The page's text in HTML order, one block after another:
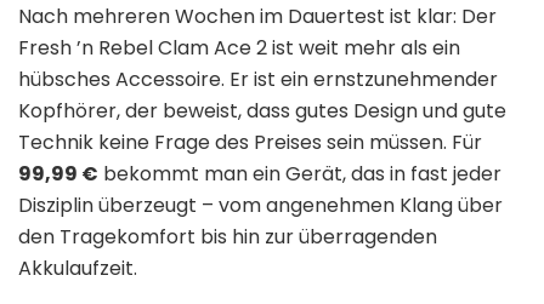
Nach mehreren Wochen im Dauertest ist klar: Der
Fresh ’n Rebel Clam Ace 2 ist weit mehr als ein
hübsches Accessoire. Er ist ein ernstzunehmender
Kopfhörer, der beweist, dass gutes Design und gute
Technik keine Frage des Preises sein müssen. Für
99,99 € bekommt man ein Gerät, das in fast jeder
Disziplin überzeugt – vom angenehmen Klang über
den Tragekomfort bis hin zur überragenden
Akkulaufzeit.